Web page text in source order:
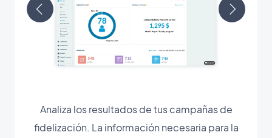
Analiza los resultados de tus campañas de
fidelización. La información necesaria para la